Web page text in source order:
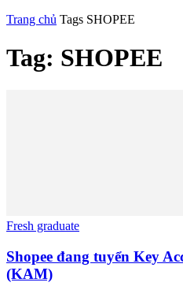
Trang chủ Tags SHOPEE
Tag: SHOPEE
Fresh graduate
Shopee đang tuyển Key
(KAM)